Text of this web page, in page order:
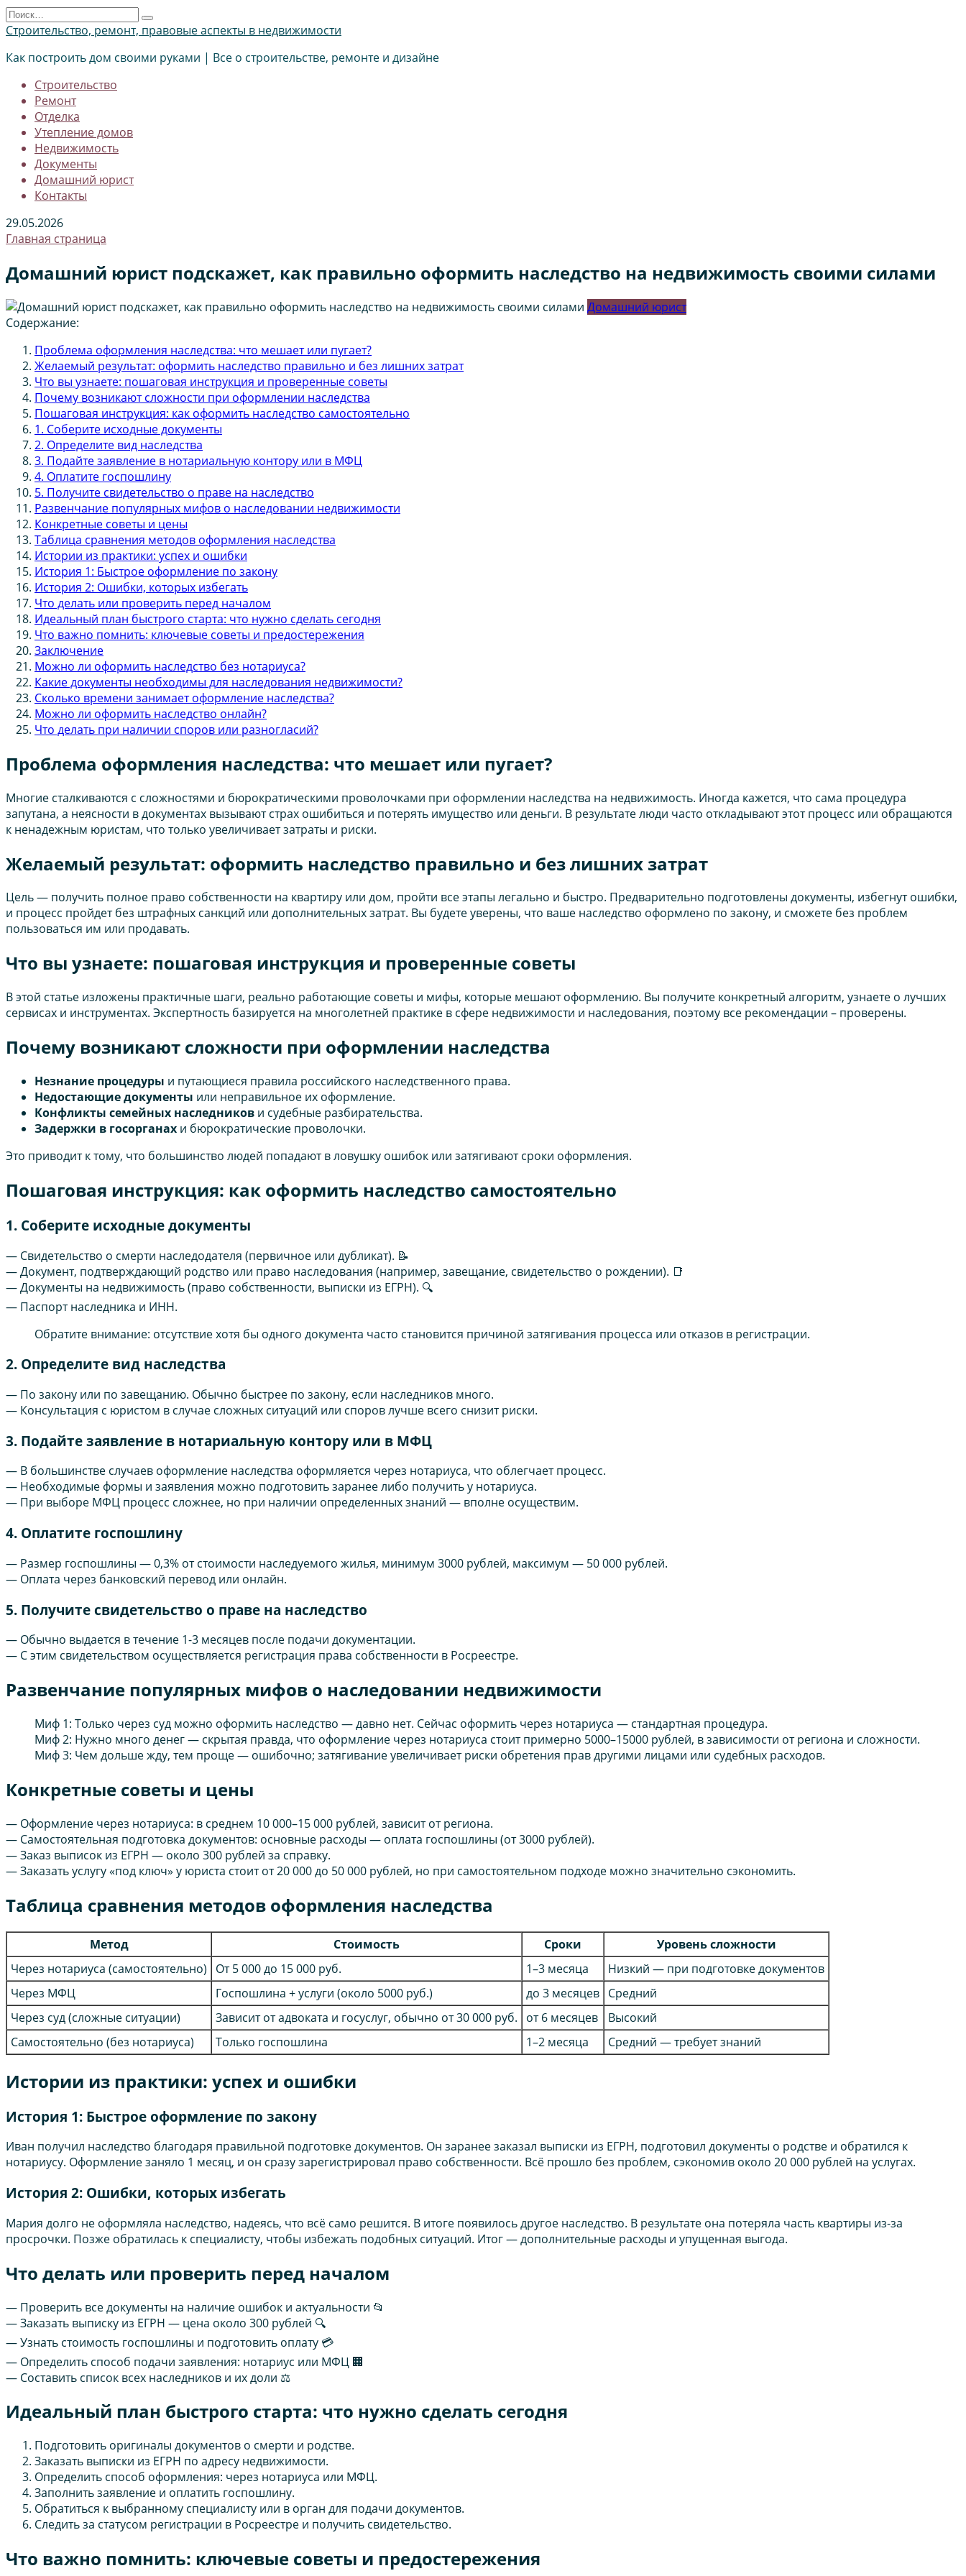
Перейти
к
Search
for:
Строительство, ремонт, правовые аспекты в недвижимости
Как построить дом своими руками | Все о строительстве, ремонте и дизайне
Строительство
Ремонт
Отделка
Утепление домов
Недвижимость
Документы
Домашний юрист
Контакты
29.05.2026
Главная страница
Домашний юрист подскажет, как правильно оформить наследство на недвижимость своими силами
Домашний юрист
Содержание:
Проблема оформления наследства: что мешает или пугает?
Желаемый результат: оформить наследство правильно и без лишних затрат
Что вы узнаете: пошаговая инструкция и проверенные советы
Почему возникают сложности при оформлении наследства
Пошаговая инструкция: как оформить наследство самостоятельно
1. Соберите исходные документы
2. Определите вид наследства
3. Подайте заявление в нотариальную контору или в МФЦ
4. Оплатите госпошлину
5. Получите свидетельство о праве на наследство
Развенчание популярных мифов о наследовании недвижимости
Конкретные советы и цены
Таблица сравнения методов оформления наследства
Истории из практики: успех и ошибки
История 1: Быстрое оформление по закону
История 2: Ошибки, которых избегать
Что делать или проверить перед началом
Идеальный план быстрого старта: что нужно сделать сегодня
Что важно помнить: ключевые советы и предостережения
Заключение
Можно ли оформить наследство без нотариуса?
Какие документы необходимы для наследования недвижимости?
Сколько времени занимает оформление наследства?
Можно ли оформить наследство онлайн?
Что делать при наличии споров или разногласий?
Проблема оформления наследства: что мешает или пугает?
Многие сталкиваются с сложностями и бюрократическими проволочками при оформлении наследства на недвижимость. Иногда кажется, что сама процедура
запутана, а неясности в документах вызывают страх ошибиться и потерять имущество или деньги. В результате люди часто откладывают этот процесс или обращаются
к ненадежным юристам, что только увеличивает затраты и риски.
Желаемый результат: оформить наследство правильно и без лишних затрат
Цель — получить полное право собственности на квартиру или дом, пройти все этапы легально и быстро. Предварительно подготовлены документы, избегнут ошибки,
и процесс пройдет без штрафных санкций или дополнительных затрат. Вы будете уверены, что ваше наследство оформлено по закону, и сможете без проблем
пользоваться им или продавать.
Что вы узнаете: пошаговая инструкция и проверенные советы
В этой статье изложены практичные шаги, реально работающие советы и мифы, которые мешают оформлению. Вы получите конкретный алгоритм, узнаете о лучших
сервисах и инструментах. Экспертность базируется на многолетней практике в сфере недвижимости и наследования, поэтому все рекомендации – проверены.
Почему возникают сложности при оформлении наследства
Незнание процедуры и путающиеся правила российского наследственного права.
Недостающие документы или неправильное их оформление.
Конфликты семейных наследников и судебные разбирательства.
Задержки в госорганах и бюрократические проволочки.
Это приводит к тому, что большинство людей попадают в ловушку ошибок или затягивают сроки оформления.
Пошаговая инструкция: как оформить наследство самостоятельно
1. Соберите исходные документы
— Свидетельство о смерти наследодателя (первичное или дубликат). 📝
— Документ, подтверждающий родство или право наследования (например, завещание, свидетельство о рождении). 📑
— Документы на недвижимость (право собственности, выписки из ЕГРН). 🔍
— Паспорт наследника и ИНН.
Обратите внимание: отсутствие хотя бы одного документа часто становится причиной затягивания процесса или отказов в регистрации.
2. Определите вид наследства
— По закону или по завещанию. Обычно быстрее по закону, если наследников много.
— Консультация с юристом в случае сложных ситуаций или споров лучше всего снизит риски.
3. Подайте заявление в нотариальную контору или в МФЦ
— В большинстве случаев оформление наследства оформляется через нотариуса, что облегчает процесс.
— Необходимые формы и заявления можно подготовить заранее либо получить у нотариуса.
— При выборе МФЦ процесс сложнее, но при наличии определенных знаний — вполне осуществим.
4. Оплатите госпошлину
— Размер госпошлины — 0,3% от стоимости наследуемого жилья, минимум 3000 рублей, максимум — 50 000 рублей.
— Оплата через банковский перевод или онлайн.
5. Получите свидетельство о праве на наследство
— Обычно выдается в течение 1-3 месяцев после подачи документации.
— С этим свидетельством осуществляется регистрация права собственности в Росреестре.
Развенчание популярных мифов о наследовании недвижимости
Миф 1: Только через суд можно оформить наследство — давно нет. Сейчас оформить через нотариуса — стандартная процедура.
Миф 2: Нужно много денег — скрытая правда, что оформление через нотариуса стоит примерно 5000–15000 рублей, в зависимости от региона и сложности.
Миф 3: Чем дольше жду, тем проще — ошибочно; затягивание увеличивает риски обретения прав другими лицами или судебных расходов.
Конкретные советы и цены
— Оформление через нотариуса: в среднем 10 000–15 000 рублей, зависит от региона.
— Самостоятельная подготовка документов: основные расходы — оплата госпошлины (от 3000 рублей).
— Заказ выписок из ЕГРН — около 300 рублей за справку.
— Заказать услугу «под ключ» у юриста стоит от 20 000 до 50 000 рублей, но при самостоятельном подходе можно значительно сэкономить.
Таблица сравнения методов оформления наследства
Метод Стоимость Сроки
Уровень сложности
Через нотариуса (самостоятельно)
От 5 000 до 15 000 руб. 1–3 месяца
Низкий — при подготовке документов
Через МФЦ
Госпошлина + услуги (около 5000 руб.) до 3 месяцев Средний
Через суд (сложные ситуации)
Зависит от адвоката и госуслуг, обычно от 30 000 руб. от 6 месяцев
Высокий
Самостоятельно (без нотариуса)
Только госпошлина 1–2 месяца Средний — требует знаний
Истории из практики: успех и ошибки
История 1: Быстрое оформление по закону
Иван получил наследство благодаря правильной подготовке документов. Он заранее заказал выписки из ЕГРН, подготовил документы о родстве и обратился к
нотариусу. Оформление заняло 1 месяц, и он сразу зарегистрировал право собственности. Всё прошло без проблем, сэкономив около 20 000 рублей на услугах.
История 2: Ошибки, которых избегать
Мария долго не оформляла наследство, надеясь, что всё само решится. В итоге появилось другое наследство. В результате она потеряла часть квартиры из-за
просрочки. Позже обратилась к специалисту, чтобы избежать подобных ситуаций. Итог — дополнительные расходы и упущенная выгода.
Что делать или проверить перед началом
— Проверить все документы на наличие ошибок и актуальности 📂
— Заказать выписку из ЕГРН — цена около 300 рублей 🔍
— Узнать стоимость госпошлины и подготовить оплату 💳
— Определить способ подачи заявления: нотариус или МФЦ 🏢
— Составить список всех наследников и их доли ⚖️
Идеальный план быстрого старта: что нужно сделать сегодня
Подготовить оригиналы документов о смерти и родстве.
Заказать выписки из ЕГРН по адресу недвижимости.
Определить способ оформления: через нотариуса или МФЦ.
Заполнить заявление и оплатить госпошлину.
Обратиться к выбранному специалисту или в орган для подачи документов.
Следить за статусом регистрации в Росреестре и получить свидетельство.
Что важно помнить: ключевые советы и предостережения